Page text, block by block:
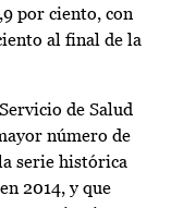
por ciento, con
al final de la
de Salud
número de
serie histórica
2014, y que